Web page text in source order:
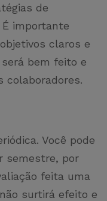
de
importante
claros e
bem feito e
colaboradores.
Você pode
semestre, por
feita uma
surtirá efeito e